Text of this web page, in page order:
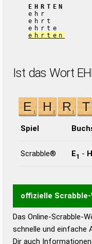
EHRTEN
ehr
ehrt
ehrte
ehrten
Ist das Wort
Spiel
Scrabble® E1 - H
offizielle
Wortwurzel liefert
Wortanalyse-
Das Online-Scrabble-
schnelle und einfache
Dir auch